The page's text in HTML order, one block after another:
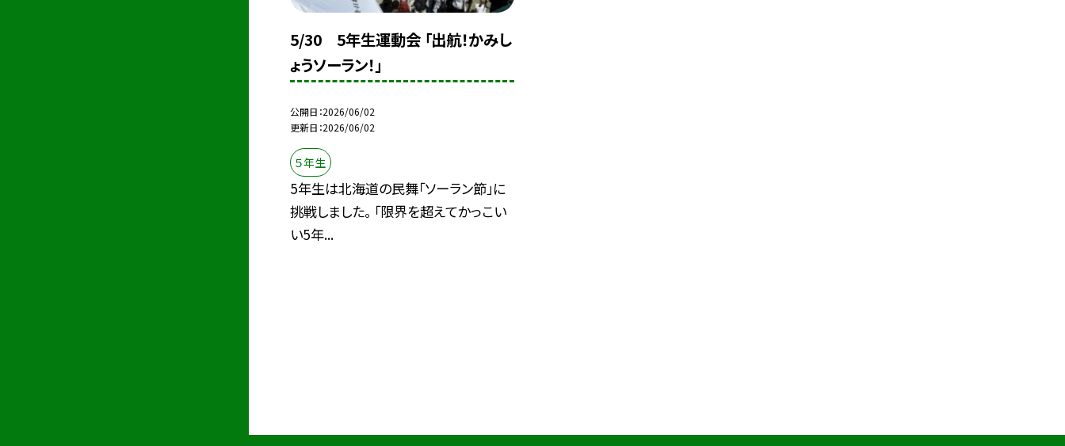
5/30 5年生運動会 「出航！かみし
ょうソーラン！」
公開日 2026/06/02
更新日 2026/06/02
５年生
5年生は北海道の民舞「ソーラン節」に
挑戦しました。 「限界を超えてかっこい
い5年...